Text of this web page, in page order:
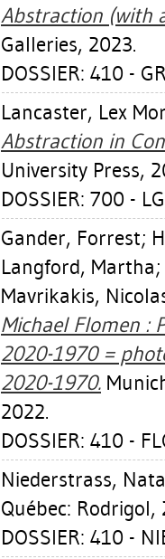
Abstraction (with
Galleries, 2023.
DOSSIER: 410 -
Lancaster, Lex
Abstraction in
University Press,
DOSSIER: 700 -
Gander, Forrest;
Langford, Martha;
Mavrikakis,
Michael Flomen :
2020-1970 =
2020-1970.
2022.
DOSSIER: 410 -
Niederstrass,
Québec: Rodrigol,
DOSSIER: 410 -